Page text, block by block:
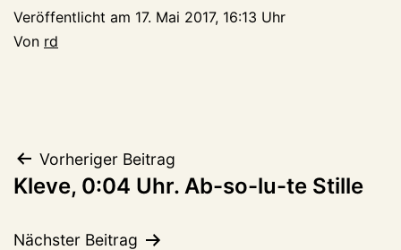
Veröffentlicht am 17. Mai 2017, 16:13 Uhr
Von rd
Beitragsnavigation
Vorheriger Beitrag
Kleve, 0:04 Uhr. Ab-so-lu-te Stille
Nächster Beitrag